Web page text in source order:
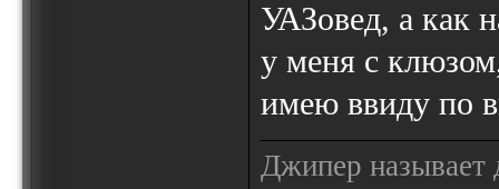
УАЗовед, а как
у меня с
имею ввиду по
Джипер называет